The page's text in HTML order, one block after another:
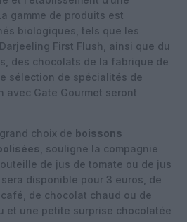
gamme de produits est
biologiques, tels que les
First Flush, ainsi que du
des chocolats de la fabrique de
sélection de spécialités de
avec Gate Gourmet seront
choix de boissons
, souligne la compagnie
de jus de tomate ou de jus
sera disponible pour 3 euros, de
de chocolat chaud ou de
et une petite surprise chocolatée